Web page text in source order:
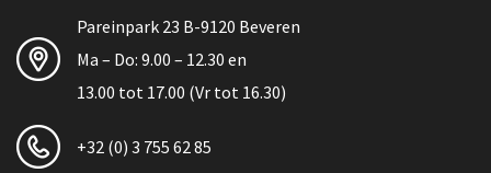
Pareinpark 23 B-9120 Beveren
Ma – Do: 9.00 – 12.30 en
13.00 tot 17.00 (Vr tot 16.30)
+32 (0) 3 755 62 85